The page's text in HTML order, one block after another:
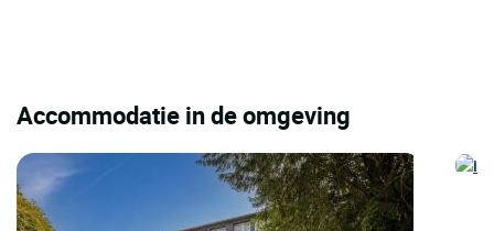
Accommodatie in de omgeving